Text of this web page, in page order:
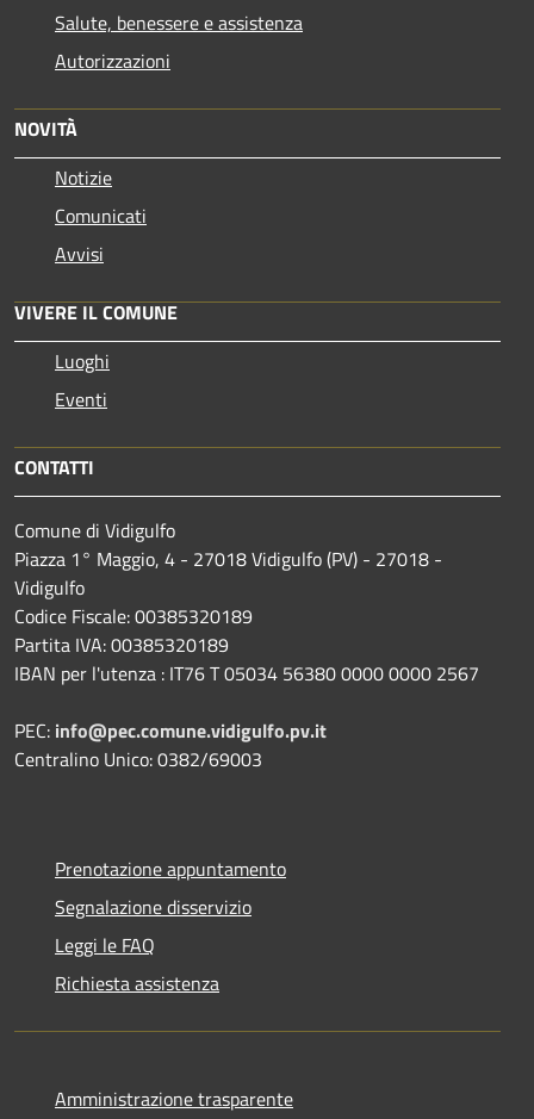
Salute, benessere e assistenza
Autorizzazioni
NOVITÀ
Notizie
Comunicati
Avvisi
VIVERE IL COMUNE
Luoghi
Eventi
CONTATTI
Comune di Vidigulfo
Piazza 1° Maggio, 4 - 27018 Vidigulfo (PV) - 27018 -
Vidigulfo
Codice Fiscale: 00385320189
Partita IVA: 00385320189
IBAN per l'utenza : IT76 T 05034 56380 0000 0000 2567
PEC: info@pec.comune.vidigulfo.pv.it
Centralino Unico: 0382/69003
Prenotazione appuntamento
Segnalazione disservizio
Leggi le FAQ
Richiesta assistenza
Amministrazione trasparente